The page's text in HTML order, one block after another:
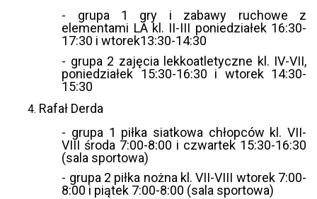
- grupa 1 gry i zabawy ruchowe z
elementami LA kl. II-III poniedziałek 16:30-
17:30 i wtorek13:30-14:30
- grupa 2 zajęcia lekkoatletyczne kl. IV-VII,
poniedziałek 15:30-16:30 i wtorek 14:30-
15:30
Rafał Derda
- grupa 1 piłka siatkowa chłopców kl. VII-
VIII środa 7:00-8:00 i czwartek 15:30-16:30
(sala sportowa)
- grupa 2 piłka nożna kl. VII-VIII wtorek 7:00-
8:00 i piątek 7:00-8:00 (sala sportowa)